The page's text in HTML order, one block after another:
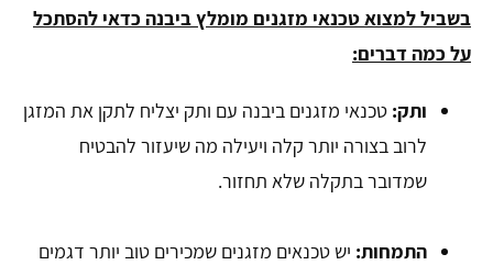
בשביל למצוא טכנאי מזגנים מומלץ ביבנה כדאי להסתכל
על כמה דברים:
ותק: טכנאי מזגנים ביבנה עם ותק יצליח לתקן את המזגן
לרוב בצורה יותר קלה ויעילה מה שיעזור להבטיח
שמדובר בתקלה שלא תחזור.
התמחות: יש טכנאים מזגנים שמכירים טוב יותר דגמים